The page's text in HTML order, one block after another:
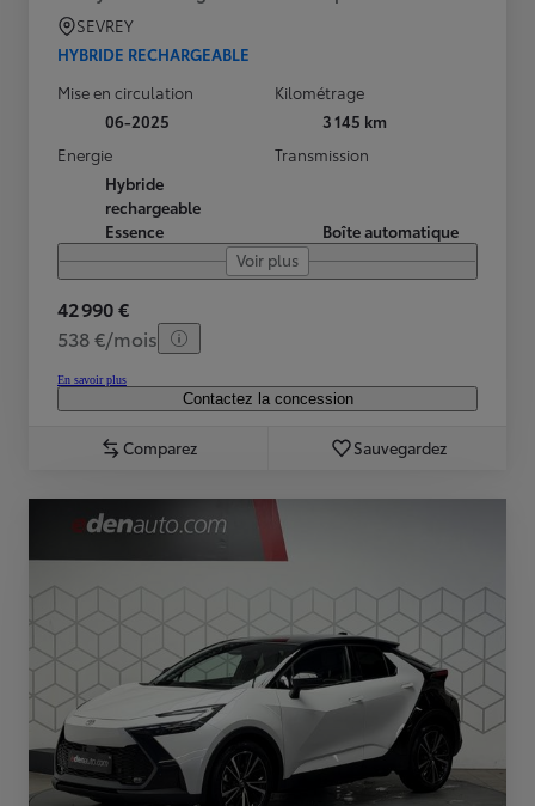
SEVREY
HYBRIDE RECHARGEABLE
Mise en circulation
06-2025
Kilométrage
3 145 km
Energie
Hybride
rechargeable
Essence
Transmission
Boîte automatique
Voir plus
42 990 €
538 €/mois
En savoir plus
Contactez la concession
Comparez Sauvegardez